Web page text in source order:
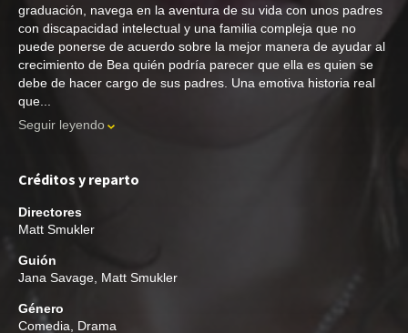
graduación, navega en la aventura de su vida con unos padres
con discapacidad intelectual y una familia compleja que no
puede ponerse de acuerdo sobre la mejor manera de ayudar al
crecimiento de Bea quién podría parecer que ella es quien se
debe de hacer cargo de sus padres. Una emotiva historia real
que...
Seguir leyendo
Créditos y reparto
Directores
Matt Smukler
Guión
Jana Savage Matt Smukler
Género
Comedia
Drama